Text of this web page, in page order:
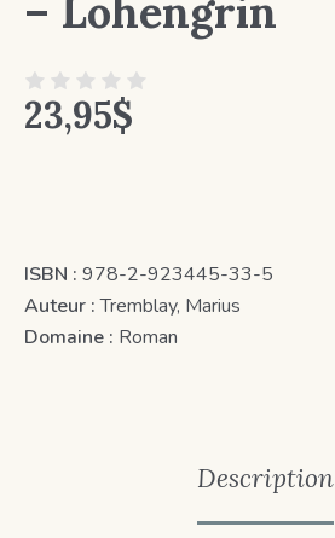
– Lohengrin
23,95$
ISBN : 978-2-923445-33-5
Auteur :Tremblay, Marius
Domaine : Roman
Description